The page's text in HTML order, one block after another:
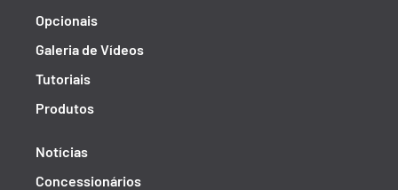
Opcionais
Galeria de Vídeos
Tutoriais
Produtos
Notícias
Concessionários